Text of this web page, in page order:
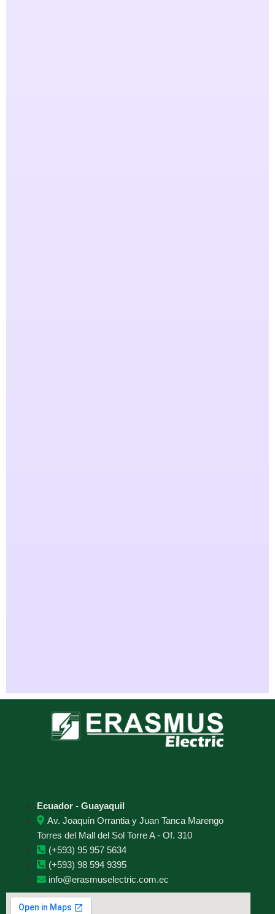
Ecuador - Guayaquil
Av. Joaquín Orrantia y Juan Tanca Marengo
Torres del Mall del Sol Torre A - Of. 310
(+593) 95 957 5634
(+593) 98 594 9395
info@erasmuselectric.com.ec